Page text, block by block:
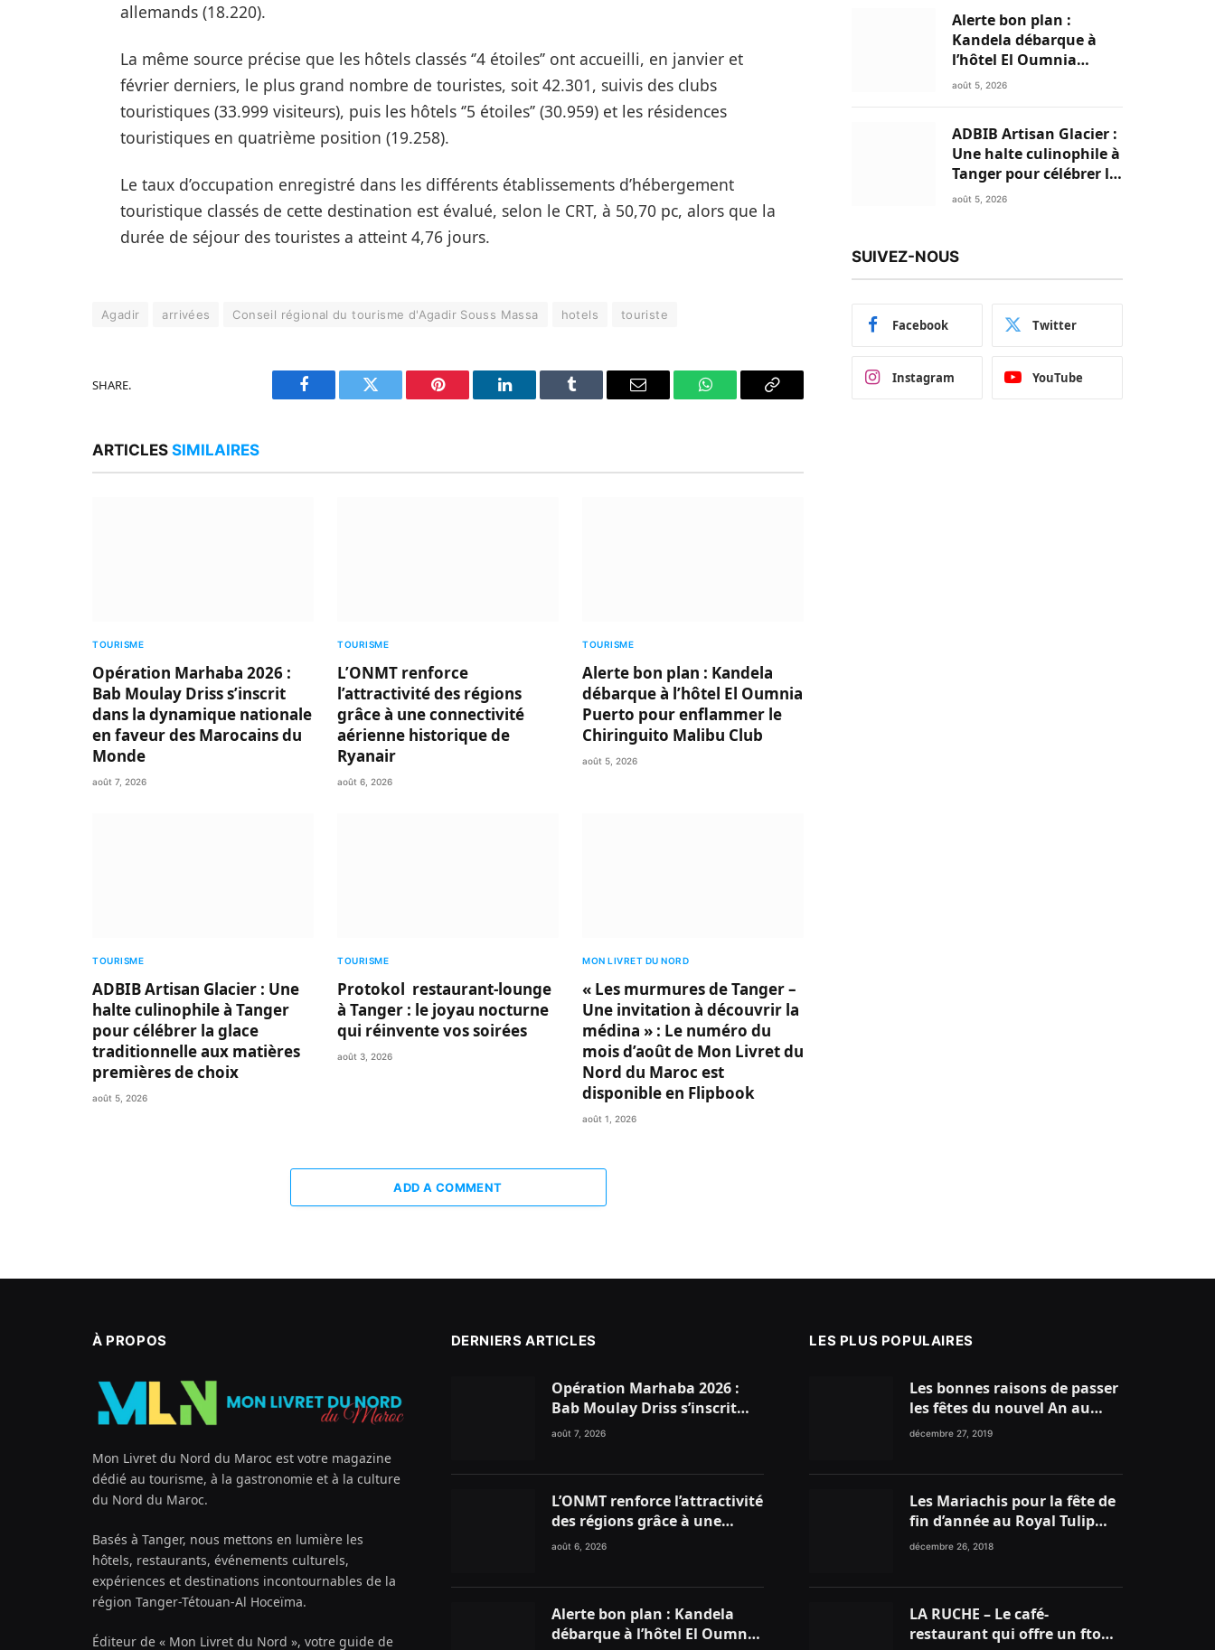
allemands (18.220).
La même source précise que les hôtels classés ‘’4 étoiles’’ ont accueilli, en janvier et
février derniers, le plus grand nombre de touristes, soit 42.301, suivis des clubs
touristiques (33.999 visiteurs), puis les hôtels ‘’5 étoiles’’ (30.959) et les résidences
touristiques en quatrième position (19.258).
Le taux d’occupation enregistré dans les différents établissements d’hébergement
touristique classés de cette destination est évalué, selon le CRT, à 50,70 pc, alors que la
durée de séjour des touristes a atteint 4,76 jours.
Agadir arrivées Conseil régional du tourisme d'Agadir Souss Massa hotels touriste
SHARE.
Facebook Twitter Pinterest LinkedIn Tumblr Email WhatsAppCopy
ARTICLES SIMILAIRES
TOURISME
Opération Marhaba 2026 :
Bab Moulay Driss s’inscrit
dans la dynamique nationale
en faveur des Marocains du
Monde
août 7, 2026
TOURISME
L’ONMT renforce
l’attractivité des régions
grâce à une connectivité
aérienne historique de
Ryanair
août 6, 2026
TOURISME
Alerte bon plan : Kandela
débarque à l’hôtel El Oumnia
Puerto pour enflammer le
Chiringuito Malibu Club
août 5, 2026
TOURISME
ADBIB Artisan Glacier : Une
halte culinophile à Tanger
pour célébrer la glace
traditionnelle aux matières
premières de choix
août 5, 2026
TOURISME
Protokol restaurant-lounge
à Tanger : le joyau nocturne
qui réinvente vos soirées
août 3, 2026
MON LIVRET DU NORD
« Les murmures de Tanger –
Une invitation à découvrir la
médina » : Le numéro du
mois d’août de Mon Livret du
Nord du Maroc est
disponible en Flipbook
août 1, 2026
ADD A COMMENT
Alerte bon plan :
Kandela débarque à
l’hôtel El Oumnia
Puerto pour enflammer
août 5, 2026
ADBIB Artisan Glacier :
Une halte culinophile à
Tanger pour célébrer la
glace traditionnelle
août 5, 2026
SUIVEZ-NOUS
Facebook Twitter
Instagram YouTube
À PROPOS
Mon Livret du Nord du Maroc est votre magazine
dédié au tourisme, à la gastronomie et à la culture
du Nord du Maroc.
Basés à Tanger, nous mettons en lumière les
hôtels, restaurants, événements culturels,
expériences et destinations incontournables de la
région Tanger-Tétouan-Al Hoceïma.
Éditeur de « Mon Livret du Nord », votre guide de
DERNIERS ARTICLES
Opération Marhaba 2026 :
Bab Moulay Driss s’inscrit
dans la dynamique nationale
août 7, 2026
L’ONMT renforce l’attractivité
des régions grâce à une
connectivité aérienne
août 6, 2026
Alerte bon plan : Kandela
débarque à l’hôtel El Oumnia
LES PLUS POPULAIRES
Les bonnes raisons de passer
les fêtes du nouvel An au
nord du Maroc
décembre 27, 2019
Les Mariachis pour la fête de
fin d’année au Royal Tulip
Tanger
décembre 26, 2018
LA RUCHE – Le café-
restaurant qui offre un ftour